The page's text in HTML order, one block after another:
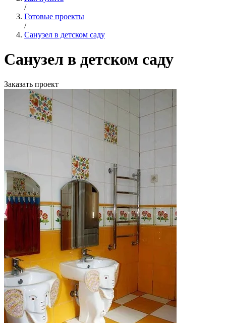
/
Готовые проекты
/
Санузел в детском саду
Санузел в детском саду
Заказать проект